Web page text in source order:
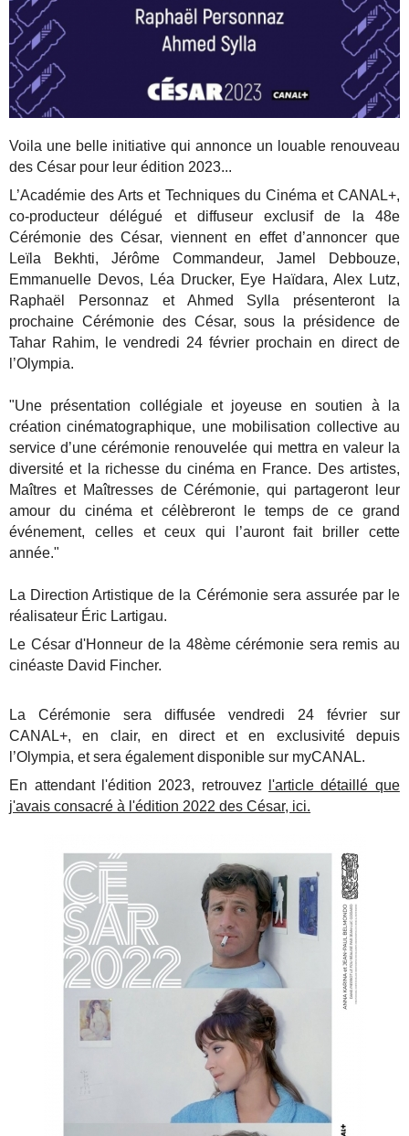
Voila une belle initiative qui annonce un louable renouveau
des César pour leur édition 2023...
L’Académie des Arts et Techniques du Cinéma et CANAL+,
co-producteur délégué et diffuseur exclusif de la 48e
Cérémonie des César, viennent en effet d’annoncer que
Leïla Bekhti, Jérôme Commandeur, Jamel Debbouze,
Emmanuelle Devos, Léa Drucker, Eye Haïdara, Alex Lutz,
Raphaël Personnaz et Ahmed Sylla présenteront la
prochaine Cérémonie des César, sous la présidence de
Tahar Rahim, le vendredi 24 février prochain en direct de
l’Olympia.
"Une présentation collégiale et joyeuse en soutien à la
création cinématographique, une mobilisation collective au
service d’une cérémonie renouvelée qui mettra en valeur la
diversité et la richesse du cinéma en France. Des artistes,
Maîtres et Maîtresses de Cérémonie, qui partageront leur
amour du cinéma et célèbreront le temps de ce grand
événement, celles et ceux qui l’auront fait briller cette
année."
La Direction Artistique de la Cérémonie sera assurée par le
réalisateur Éric Lartigau.
Le César d'Honneur de la 48ème cérémonie sera remis au
cinéaste David Fincher.
La Cérémonie sera diffusée vendredi 24 février sur
CANAL+, en clair, en direct et en exclusivité depuis
l’Olympia, et sera également disponible sur myCANAL.
En attendant l'édition 2023, retrouvez
l'article détaillé que
j'avais consacré à l'édition 2022 des César, ici.